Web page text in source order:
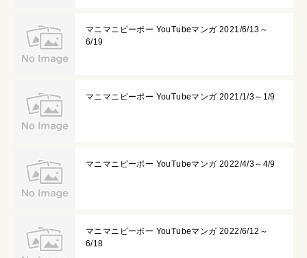
マニマニピーポー YouTubeマンガ 2021/6/13～
6/19
マニマニピーポー YouTubeマンガ 2021/1/3～1/9
マニマニピーポー YouTubeマンガ 2022/4/3～4/9
マニマニピーポー YouTubeマンガ 2022/6/12～
6/18